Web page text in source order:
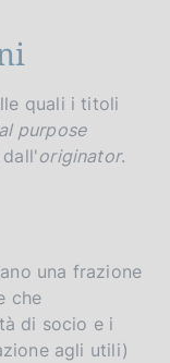
quali i titoli
purpose
originator.
una frazione
che
di socio e i
agli utili)